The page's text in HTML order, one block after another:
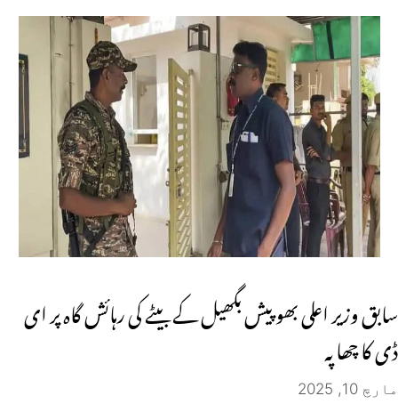
سابق وزیر اعلی بھوپیش بگھیل کے بیٹے کی رہائش گاہ پر ای
ڈی کا چھاپہ
مارچ 10, 2025